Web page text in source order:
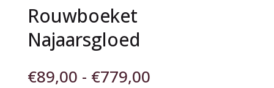
Rouwboeket
Najaarsgloed
€89,00 - €779,00Prijsklasse: